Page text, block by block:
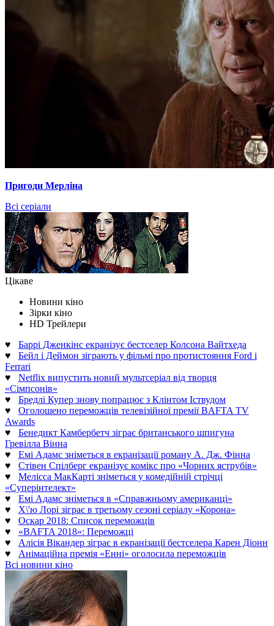
Пригоди Мерліна
Всі серіали
Цікаве
Новини кіно
Зірки кіно
HD Трейлери
♥ Баррі Дженкінс екранізує бестселер Колсона Вайтхеда
♥ Бейл і Деймон зіграють у фільмі про протистояння Ford і
Ferrari
♥ Netflix випустить новий мультсеріал від творця
«Сімпсонів»
♥ Бредлі Купер знову попрацює з Клінтом Іствудом
♥ Оголошено переможців телевізійної премії BAFTA TV
Awards
♥ Бенедикт Камбербетч зіграє британського шпигуна
Гревілла Вінна
♥ Емі Адамс зніметься в екранізації роману А. Дж. Фінна
♥ Стівен Спілберг екранізує комікс про «Чорних яструбів»
♥ Мелісса МакКарті зніметься у комедійній стрічці
«Суперінтелект»
♥ Емі Адамс зніметься в «Справжньому американці»
♥ Х\'ю Лорі зіграє в третьому сезоні серіалу «Корона»
♥ Оскар 2018: Список переможців
♥ «BAFTA 2018»: Переможці
♥ Алісія Вікандер зіграє в екранізації бестселера Карен Діонн
♥ Анімаційна премія «Енні» оголосила переможців
Всі новини кіно